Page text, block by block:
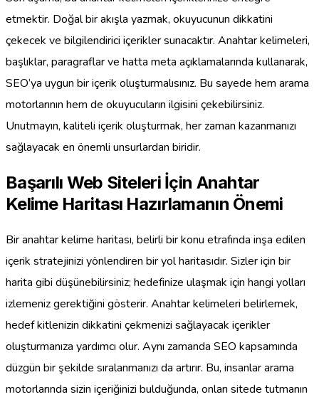
etmektir. Doğal bir akışla yazmak, okuyucunun dikkatini
çekecek ve bilgilendirici içerikler sunacaktır. Anahtar kelimeleri,
başlıklar, paragraflar ve hatta meta açıklamalarında kullanarak,
SEO’ya uygun bir içerik oluşturmalısınız. Bu sayede hem arama
motorlarının hem de okuyucuların ilgisini çekebilirsiniz.
Unutmayın, kaliteli içerik oluşturmak, her zaman kazanmanızı
sağlayacak en önemli unsurlardan biridir.
Başarılı Web Siteleri İçin Anahtar
Kelime Haritası Hazırlamanın Önemi
Bir anahtar kelime haritası, belirli bir konu etrafında inşa edilen
içerik stratejinizi yönlendiren bir yol haritasıdır. Sizler için bir
harita gibi düşünebilirsiniz; hedefinize ulaşmak için hangi yolları
izlemeniz gerektiğini gösterir. Anahtar kelimeleri belirlemek,
hedef kitlenizin dikkatini çekmenizi sağlayacak içerikler
oluşturmanıza yardımcı olur. Aynı zamanda SEO kapsamında
düzgün bir şekilde sıralanmanızı da artırır. Bu, insanlar arama
motorlarında sizin içeriğinizi bulduğunda, onları sitede tutmanın